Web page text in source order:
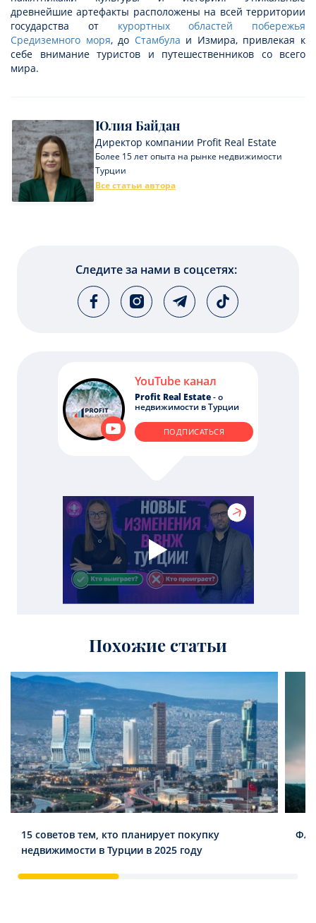
древнейшие артефакты расположены на всей территории
государства от курортных областей побережья
Средиземного моря, до Стамбула и Измира, привлекая к
себе внимание туристов и путешественников со всего
мира.
Юлия Байдан
Директор компании Profit Real Estate
Более 15 лет опыта на рынке недвижимости
Турции
Все статьи автора
Следите за нами в соцсетях:
YouTube канал
Profit Real Estate- о
недвижимости в Турции
ПОДПИСАТЬСЯ
Похожие статьи
15 советов тем, кто планирует покупку
недвижимости в Турции в 2025 году